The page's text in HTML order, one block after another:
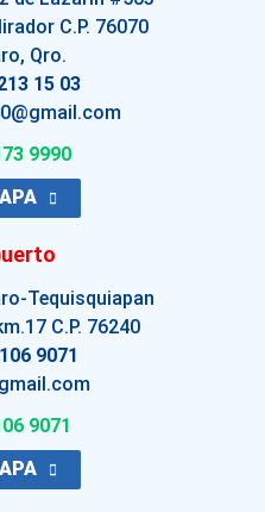
C.P. 76070
Qro.
15 03
9990
Tequisquiapan
C.P. 76240
9071
9071